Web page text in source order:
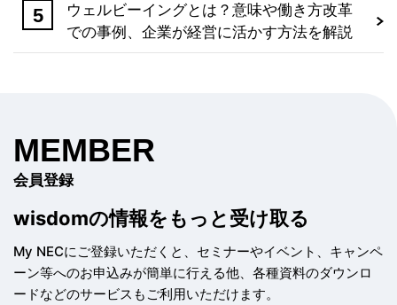
ウェルビーイングとは？意味や働き方改革
での事例、企業が経営に活かす方法を解説
MEMBER
会員登録
wisdomの情報を もっと受け取る
My NECにご登録いただくと、セミナーやイベント、 キャンペ
ーン等へのお申込みが簡単に行える他、 各種資料のダウンロ
ードなどのサービスもご利用いただけます。